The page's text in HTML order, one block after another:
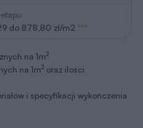
do 878,80 zł/m2 ***
na 1m2
na 1m2 oraz ilości
i specyfikacji wykończenia